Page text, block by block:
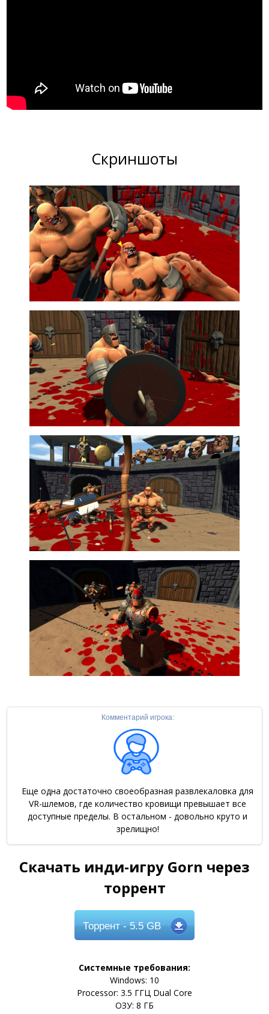
Скриншоты
Комментарий игрока:
Еще одна достаточно своеобразная развлекаловка для
VR-шлемов, где количество кровищи превышает все
доступные пределы. В остальном - довольно круто и
зрелищно!
Скачать инди-игру Gorn через
торрент
Торрент- 5.5 GB
Системные требования:
Windows: 10
Processor: 3.5 ГГЦ Dual Core
ОЗУ: 8 ГБ